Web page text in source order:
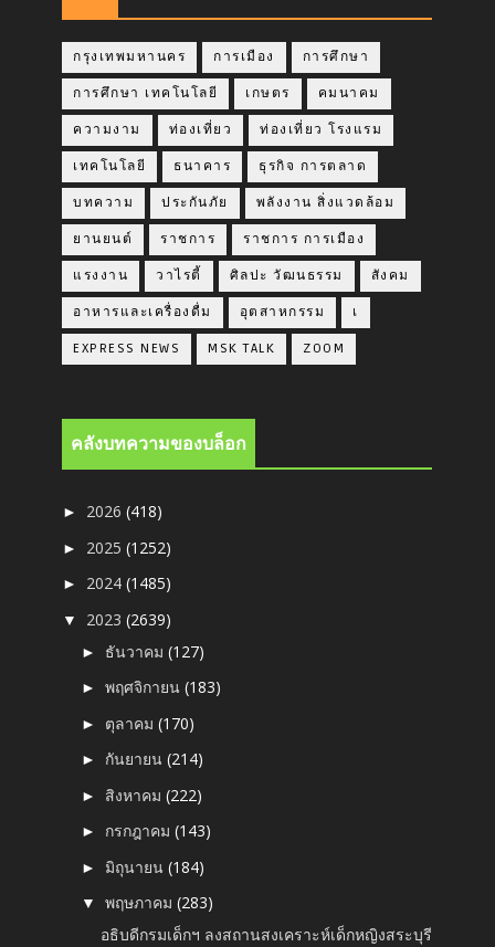
กรุงเทพมหานคร การเมือง การศึกษา
การศึกษา เทคโนโลยี เกษตร คมนาคม
ความงาม ท่องเที่ยว ท่องเที่ยว โรงแรม
เทคโนโลยี ธนาคาร ธุรกิจ การตลาด
บทความ ประกันภัย พลังงาน สิ่งแวดล้อม
ยานยนต์ ราชการ ราชการ การเมือง
แรงงาน วาไรตี้ ศิลปะ วัฒนธรรม สังคม
อาหารและเครื่องดื่ม อุตสาหกรรม เ
EXPRESS NEWS MSK TALK ZOOM
คลังบทความของบล็อก
► 2026(418)
► 2025(1252)
► 2024(1485)
▼ 2023(2639)
► ธันวาคม(127)
►พฤศจิกายน(183)
► ตุลาคม(170)
► กันยายน(214)
► สิงหาคม(222)
► กรกฎาคม(143)
► มิถุนายน(184)
▼พฤษภาคม(283)
อธิบดีกรมเด็กฯ ลงสถานสงเคราะห์เด็กหญิงสระบุรี